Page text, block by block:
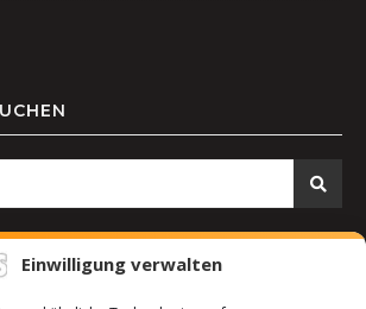
Einwilligung verwalten